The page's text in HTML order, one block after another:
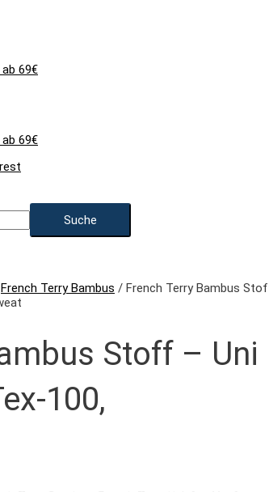
69€
69€
French Terry Bambus / French Terry Bambus
Stoff – Uni
100,